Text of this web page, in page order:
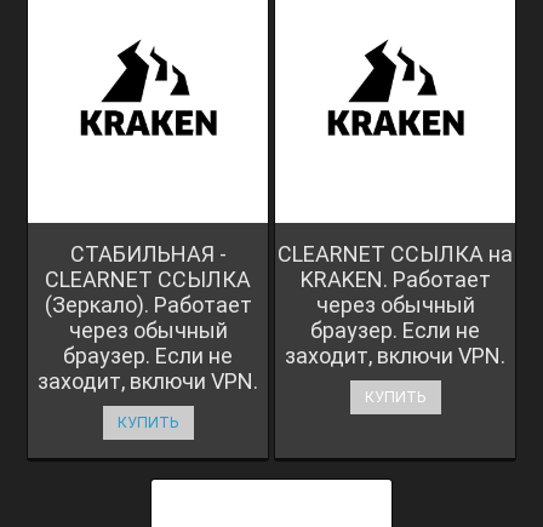
СТАБИЛЬНАЯ -
CLEARNET ССЫЛКА
(Зеркало). Работает
через обычный
браузер. Если не
заходит, включи VPN.
КУПИТЬ
CLEARNET ССЫЛКА на
KRAKEN. Работает
через обычный
браузер. Если не
заходит, включи VPN.
КУПИТЬ